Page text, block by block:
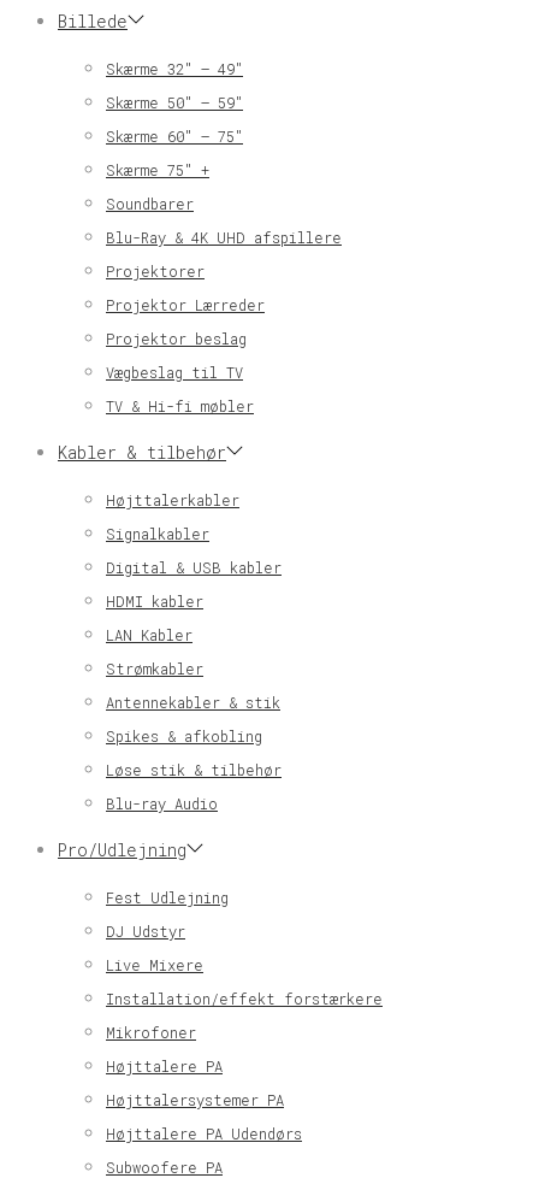
Billede
Skærme 32″ – 49″
Skærme 50″ – 59″
Skærme 60″ – 75″
Skærme 75″ +
Soundbarer
Blu-Ray & 4K UHD afspillere
Projektorer
Projektor Lærreder
Projektor beslag
Vægbeslag til TV
TV & Hi-fi møbler
Kabler & tilbehør
Højttalerkabler
Signalkabler
Digital & USB kabler
HDMI kabler
LAN Kabler
Strømkabler
Antennekabler & stik
Spikes & afkobling
Løse stik & tilbehør
Blu-ray Audio
Pro/Udlejning
Fest Udlejning
DJ Udstyr
Live Mixere
Installation/effekt forstærkere
Mikrofoner
Højttalere PA
Højttalersystemer PA
Højttalere PA Udendørs
Subwoofere PA